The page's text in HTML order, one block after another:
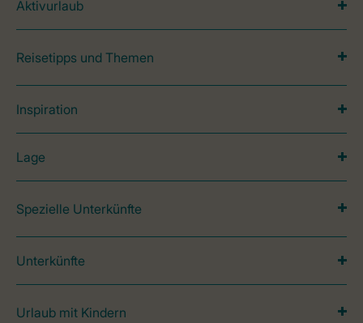
Aktivurlaub
Reisetipps und Themen
Inspiration
Lage
Spezielle Unterkünfte
Unterkünfte
Urlaub mit Kindern